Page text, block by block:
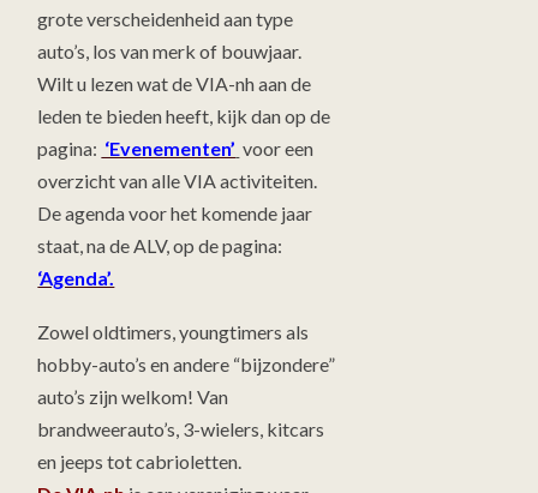
grote verscheidenheid aan type
auto’s, los van merk of bouwjaar.
Wilt u lezen wat de VIA-nh aan de
leden te bieden heeft, kijk dan op de
pagina: ‘Evenementen’ voor een
overzicht van alle VIA activiteiten.
De agenda voor het komende jaar
staat, na de ALV, op de pagina:
‘Agenda’.
Zowel oldtimers, youngtimers als
hobby-auto’s en andere “bijzondere”
auto’s zijn welkom! Van
brandweerauto’s, 3-wielers, kitcars
en jeeps tot cabrioletten.